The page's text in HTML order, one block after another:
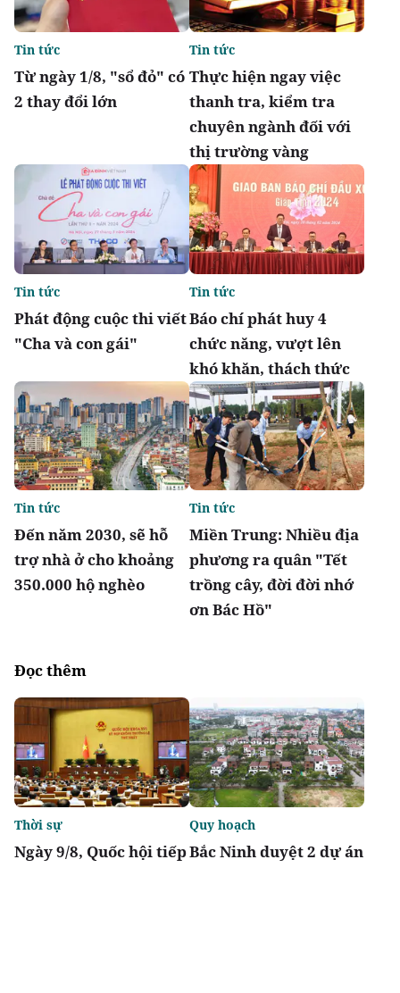
Từ ngày 1/8, "sổ đỏ" có
2 thay đổi lớn
Tin tức
Thực hiện ngay việc
thanh tra, kiểm tra
chuyên ngành đối với
thị trường vàng
Tin tức
Phát động cuộc thi viết
"Cha và con gái"
Tin tức
Báo chí phát huy 4
chức năng, vượt lên
khó khăn, thách thức
Tin tức
Đến năm 2030, sẽ hỗ
trợ nhà ở cho khoảng
350.000 hộ nghèo
Tin tức
Miền Trung: Nhiều địa
phương ra quân "Tết
trồng cây, đời đời nhớ
ơn Bác Hồ"
Tin tức
Đọc thêm
Ngày 9/8, Quốc hội tiếp
Thời sự
Bắc Ninh duyệt 2 dự án
Quy hoạch